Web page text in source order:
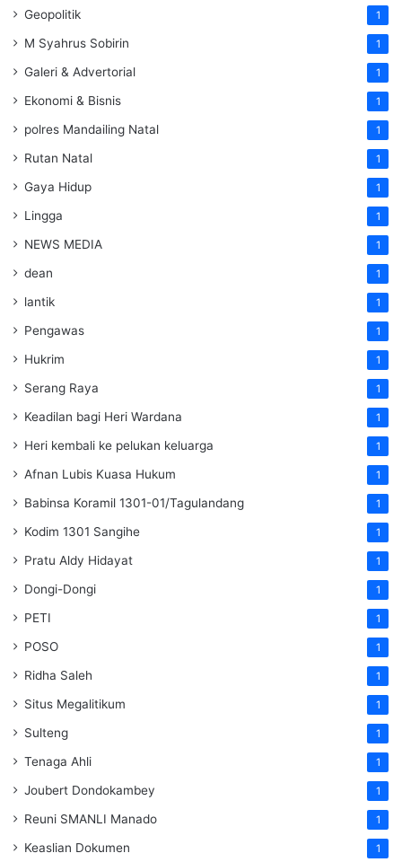
Geopolitik 1
M Syahrus Sobirin 1
Galeri & Advertorial 1
Ekonomi & Bisnis 1
polres Mandailing Natal 1
Rutan Natal 1
Gaya Hidup 1
Lingga 1
NEWS MEDIA 1
dean 1
lantik 1
Pengawas 1
Hukrim 1
Serang Raya 1
Keadilan bagi Heri Wardana 1
Heri kembali ke pelukan keluarga 1
Afnan Lubis Kuasa Hukum 1
Babinsa Koramil 1301-01/Tagulandang 1
Kodim 1301 Sangihe 1
Pratu Aldy Hidayat 1
Dongi-Dongi 1
PETI 1
POSO 1
Ridha Saleh 1
Situs Megalitikum 1
Sulteng 1
Tenaga Ahli 1
Joubert Dondokambey 1
Reuni SMANLI Manado 1
Keaslian Dokumen 1